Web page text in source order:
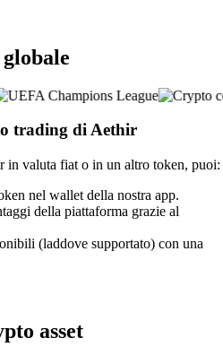
trading di Aethir
valuta fiat o in un altro token, puoi:
nel wallet della nostra app.
della piattaforma grazie al
(laddove supportato) con una
asset